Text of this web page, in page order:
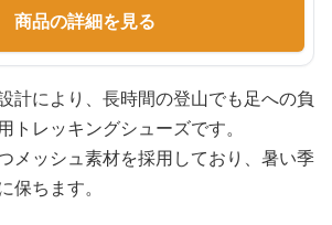
商品の詳細を見る
計により、長時間の登山でも足への負
トレッキングシューズです。
メッシュ素材を採用しており、暑い季
保ちます。